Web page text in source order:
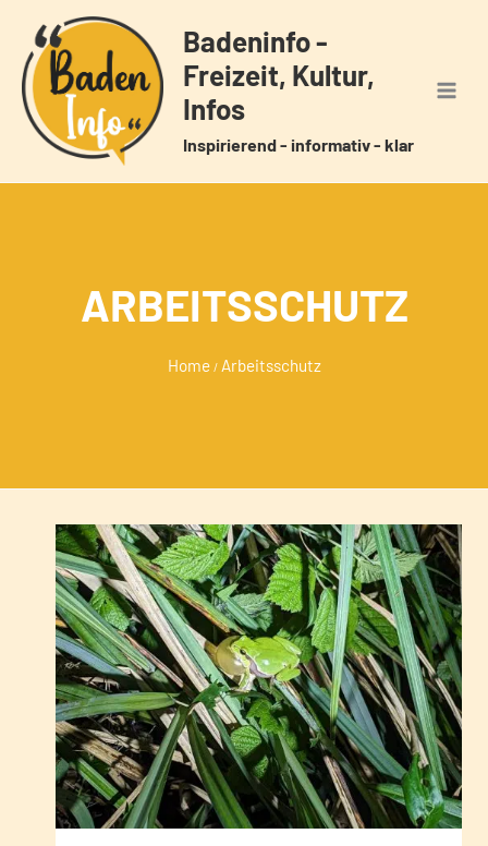
Inhalt
springen
Badeninfo -
Freizeit, Kultur,
Infos
Inspirierend - informativ - klar
ARBEITSSCHUTZ
Home / Arbeitsschutz